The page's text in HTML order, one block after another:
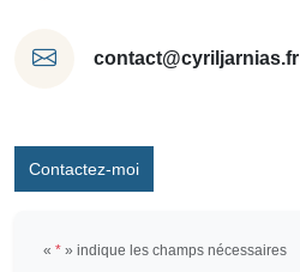
contact@cyriljarnias.fr
Contactez-moi
« * » indique les champs nécessaires